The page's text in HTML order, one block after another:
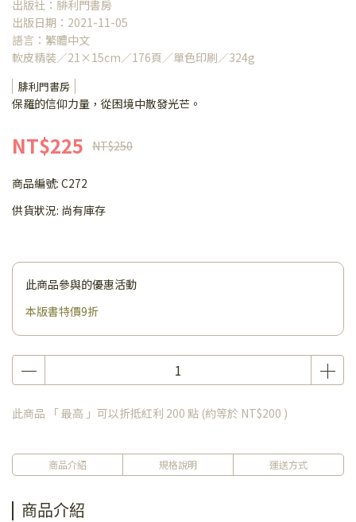
出版社：腓利門書房
出版日期：2021-11-05
語言：繁體中文
軟皮精裝／21×15cm／176頁／單色印刷／324g
腓利門書房
保羅的信仰力量，從困境中散發光芒。
NT$225 NT$250
商品編號: C272
供貨狀況: 尚有庫存
此商品參與的優惠活動
本版書特價9折
此商品 「 最高 」可以折抵紅利 200 點 (約等於 NT$200 )
商品介紹 規格說明 運送方式
商品介紹